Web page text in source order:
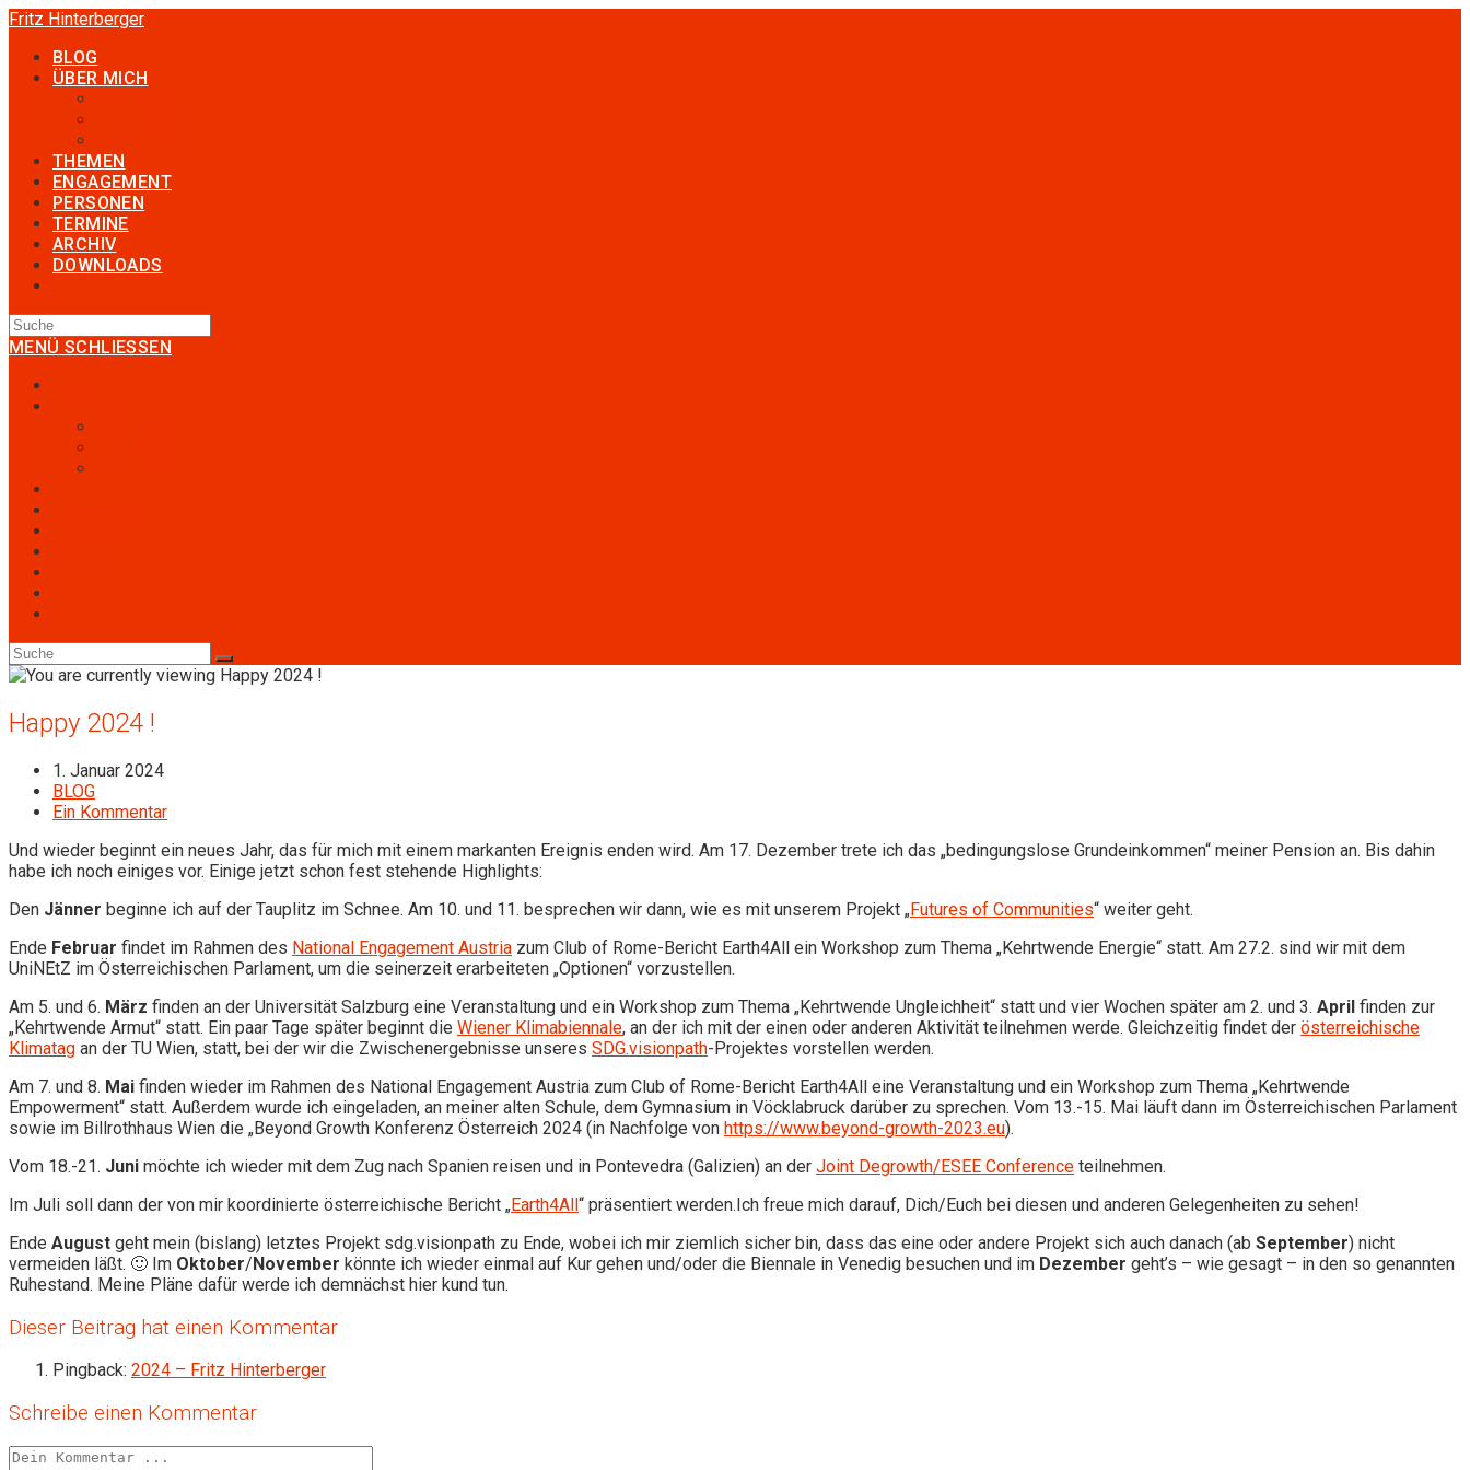
Zum
springen
Fritz Hinterberger
BLOG
ÜBER MICH
THEMEN
ENGAGEMENT
PERSONEN
TERMINE
ARCHIV
DOWNLOADS
SEARCH
MENÜ SCHLIESSEN
search
Happy 2024 !
Beitrag
veröffentlicht:
1. Januar 2024
Beitrags-
Kategorie:
BLOG
Beitrags-
Ein Kommentar
Und wieder beginnt ein neues Jahr, das für mich mit einem markanten Ereignis enden wird. Am 17. Dezember trete ich das „bedingungslose Grundeinkommen“ meiner Pension an. Bis dahin
habe ich noch einiges vor. Einige jetzt schon fest stehende Highlights:
Den Jänner beginne ich auf der Tauplitz im Schnee. Am 10. und 11. besprechen wir dann, wie es mit unserem Projekt „Futures of Communities“ weiter geht.
Ende Februar findet im Rahmen des National Engagement Austria zum Club of Rome-Bericht Earth4All ein Workshop zum Thema „Kehrtwende Energie“ statt. Am 27.2. sind wir mit dem
UniNEtZ im Österreichischen Parlament, um die seinerzeit erarbeiteten „Optionen“ vorzustellen.
Am 5. und 6. März finden an der Universität Salzburg eine Veranstaltung und ein Workshop zum Thema „Kehrtwende Ungleichheit“ statt und vier Wochen später am 2. und 3. April finden zur
„Kehrtwende Armut“ statt. Ein paar Tage später beginnt die Wiener Klimabiennale, an der ich mit der einen oder anderen Aktivität teilnehmen werde. Gleichzeitig findet der österreichische
Klimatag an der TU Wien, statt, bei der wir die Zwischenergebnisse unseres SDG.visionpath-Projektes vorstellen werden.
Am 7. und 8. Mai finden wieder im Rahmen des National Engagement Austria zum Club of Rome-Bericht Earth4All eine Veranstaltung und ein Workshop zum Thema „Kehrtwende
Empowerment“ statt. Außerdem wurde ich eingeladen, an meiner alten Schule, dem Gymnasium in Vöcklabruck darüber zu sprechen. Vom 13.-15. Mai läuft dann im Österreichischen Parlament
sowie im Billrothhaus Wien die „Beyond Growth Konferenz Österreich 2024 (in Nachfolge von https://www.beyond-growth-2023.eu).
Vom 18.-21. Juni möchte ich wieder mit dem Zug nach Spanien reisen und in Pontevedra (Galizien) an der Joint Degrowth/ESEE Conference teilnehmen.
Im Juli soll dann der von mir koordinierte österreichische Bericht „Earth4All“ präsentiert werden.Ich freue mich darauf, Dich/Euch bei diesen und anderen Gelegenheiten zu sehen!
Ende August geht mein (bislang) letztes Projekt sdg.visionpath zu Ende, wobei ich mir ziemlich sicher bin, dass das eine oder andere Projekt sich auch danach (ab September) nicht
vermeiden läßt. 🙂 Im Oktober/November könnte ich wieder einmal auf Kur gehen und/oder die Biennale in Venedig besuchen und im Dezember geht’s – wie gesagt – in den so genannten
Ruhestand. Meine Pläne dafür werde ich demnächst hier kund tun.
Dieser Beitrag hat einen Kommentar
Pingback: 2024 – Fritz Hinterberger
Schreibe einen Kommentar
Kommentieren